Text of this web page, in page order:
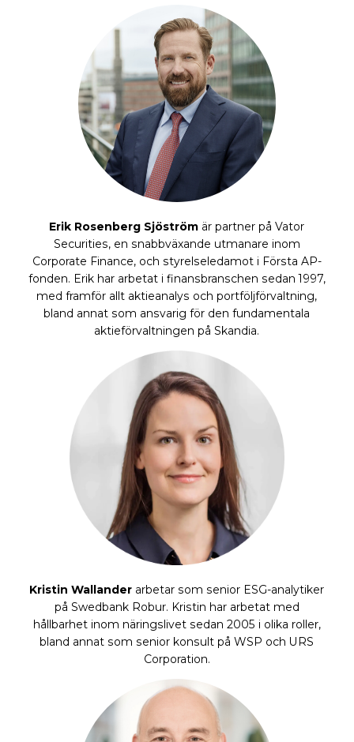
Erik Rosenberg Sjöström är partner på Vator
Securities, en snabbväxande utmanare inom
Corporate Finance, och styrelseledamot i Första AP-
fonden. Erik har arbetat i finansbranschen sedan 1997,
med framför allt aktieanalys och portföljförvaltning,
bland annat som ansvarig för den fundamentala
aktieförvaltningen på Skandia.
Kristin Wallander arbetar som senior ESG-analytiker
på Swedbank Robur. Kristin har arbetat med
hållbarhet inom näringslivet sedan 2005 i olika roller,
bland annat som senior konsult på WSP och URS
Corporation.